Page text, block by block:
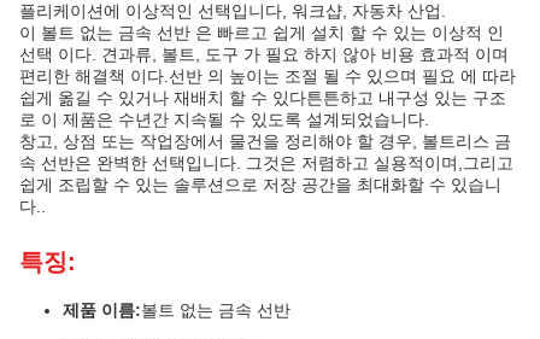
플리케이션에 이상적인 선택입니다, 워크샵, 자동차 산업.
이 볼트 없는 금속 선반 은 빠르고 쉽게 설치 할 수 있는 이상적 인
선택 이다. 견과류, 볼트, 도구 가 필요 하지 않아 비용 효과적 이며
편리한 해결책 이다.선반 의 높이는 조절 될 수 있으며 필요 에 따라
쉽게 옮길 수 있거나 재배치 할 수 있다튼튼하고 내구성 있는 구조
로 이 제품은 수년간 지속될 수 있도록 설계되었습니다.
창고, 상점 또는 작업장에서 물건을 정리해야 할 경우, 볼트리스 금
속 선반은 완벽한 선택입니다. 그것은 저렴하고 실용적이며,그리고
쉽게 조립할 수 있는 솔루션으로 저장 공간을 최대화할 수 있습니
다..
특징:
제품 이름:볼트 없는 금속 선반